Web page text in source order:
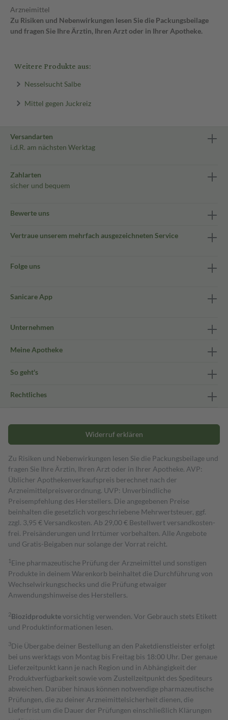
Arzneimittel
Zu Risiken und Nebenwirkungen lesen Sie die Packungsbeilage
und fragen Sie Ihre Ärztin, Ihren Arzt oder in Ihrer Apotheke.
Weitere Produkte aus:
Nesselsucht Salbe
Mittel gegen Juckreiz
Versandarten
i.d.R. am nächsten Werktag
Zahlarten
sicher und bequem
Bewerte uns
Vertraue unserem mehrfach ausgezeichneten Service
Folge uns
Sanicare App
Unternehmen
Meine Apotheke
So geht's
Rechtliches
Widerruf erklären
Zu Risiken und Nebenwirkungen lesen Sie die Packungsbeilage und
fragen Sie Ihre Ärztin, Ihren Arzt oder in Ihrer Apotheke. AVP:
Üblicher Apothekenverkaufspreis berechnet nach der
Arzneimittelpreisverordnung. UVP: Unverbindliche
Preisempfehlung des Herstellers. Die angegebenen Preise
beinhalten die gesetzlich vorgeschriebene Mehrwertsteuer, ggf.
zzgl. 3,95 € Versandkosten. Ab 29,00 € Bestell­wert versand­kosten­
frei. Preisänderungen und Irrtümer vorbehalten. Alle Angebote
und Gratis-Beigaben nur solange der Vorrat reicht.
1 Eine pharmazeutische Prüfung der Arzneimittel und sonstigen
Produkte in deinem Warenkorb beinhaltet die Durchführung von
Wechselwirkungschecks und die Prüfung etwaiger
Anwendungshinweise des Herstellers.
2Biozidproduktevorsichtig verwenden. Vor Gebrauch stets Etikett
und Produktinformationen lesen.
3Die Übergabe deiner Bestellung an den Paketdienstleister erfolgt
bei uns werktags von Montag bis Freitag bis 18:00 Uhr. Der genaue
Lieferzeitpunkt kann je nach Region und in Abhängigkeit der
Produktverfügbarkeit sowie vom Zustellzeitpunkt des Spediteurs
abweichen. Darüber hinaus können notwendige pharmazeutische
Prüfungen, die zu deiner Arzneimittelsicherheit dienen, die
Lieferfrist um die Dauer der Prüfungen einschließlich Klärungen